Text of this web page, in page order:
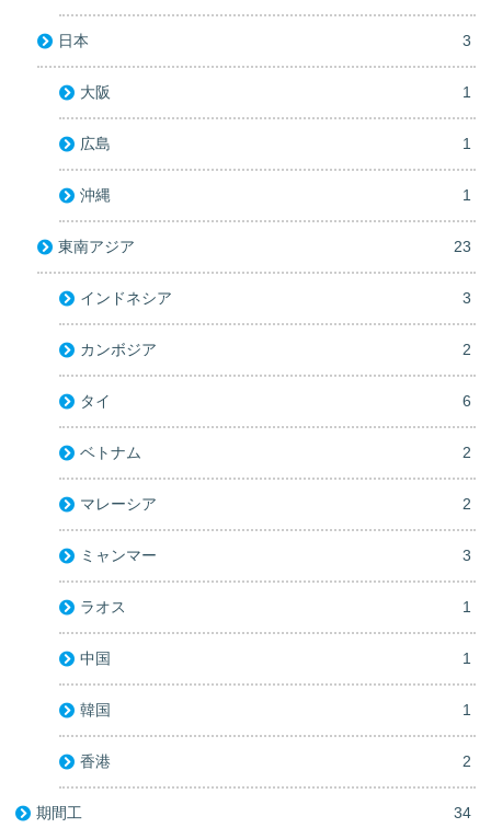
日本 3
大阪 1
広島 1
沖縄 1
東南アジア 23
インドネシア 3
カンボジア 2
タイ 6
ベトナム 2
マレーシア 2
ミャンマー 3
ラオス 1
中国 1
韓国 1
香港 2
期間工 34